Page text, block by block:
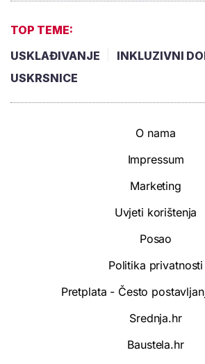
TOP TEME:
USKLAĐIVANJE
INKLUZIVNI
USKRSNICE
O nama
Impressum
Marketing
Uvjeti korištenja
Posao
Politika privatnosti
Pretplata - Često
Srednja.hr
Baustela.hr